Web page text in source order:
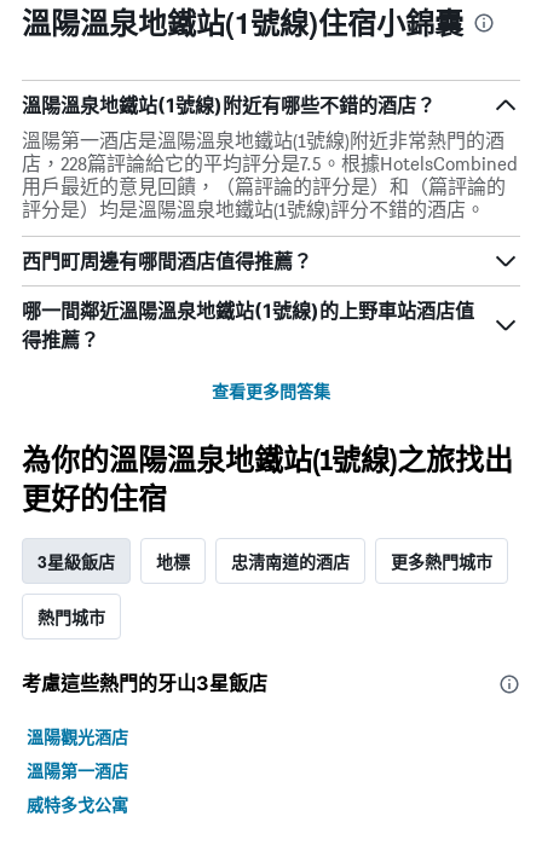
溫陽溫泉地鐵站(1號線)住宿小錦囊
溫陽溫泉地鐵站(1號線)附近有哪些不錯的酒店？
溫陽第一酒店是溫陽溫泉地鐵站(1號線)附近非常熱門的酒
店，228篇評論給它的平均評分是7.5。根據HotelsCombined
用戶最近的意見回饋，（篇評論的評分是）和（篇評論的
評分是）均是溫陽溫泉地鐵站(1號線)評分不錯的酒店。
西門町周邊有哪間酒店值得推薦？
哪一間鄰近溫陽溫泉地鐵站(1號線)的上野車站酒店值
得推薦？
查看更多問答集
為你的溫陽溫泉地鐵站(1號線)之旅找出
更好的住宿
3星級飯店 地標 忠淸南道的酒店 更多熱門城市
熱門城市
考慮這些熱門的牙山3星​飯店
溫陽觀光酒店
溫陽第一酒店
威特多戈公寓